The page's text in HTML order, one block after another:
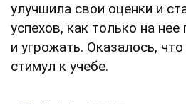
улучшила свои оценки и
успехов, как только на нее
и угрожать. Оказалось,
стимул к учебе.